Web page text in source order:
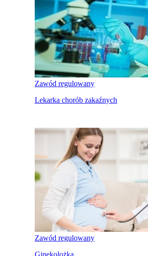
Zawód regulowany
Lekarka chorób zakaźnych
Zawód regulowany
Ginekolożka